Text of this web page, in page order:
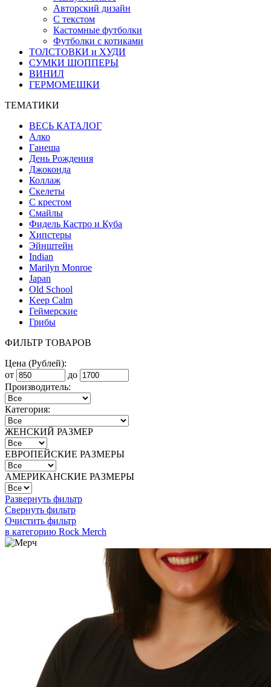
Авторский дизайн
С текстом
Кастомные футболки
Футболки с котиками
ТОЛСТОВКИ и ХУДИ
СУМКИ ШОППЕРЫ
ВИНИЛ
ГЕРМОМЕШКИ
ТЕМАТИКИ
ВЕСЬ КАТАЛОГ
Алко
Ганеша
День Рождения
Джоконда
Коллаж
Скелеты
С крестом
Смайлы
Фидель Кастро и Куба
Хипстеры
Эйнштейн
Indian
Marilyn Monroe
Japan
Old School
Keep Calm
Геймерские
Грибы
ФИЛЬТР ТОВАРОВ
Цена (Рублей):
от
до
Производитель:
Категория:
ЖЕНСКИЙ РАЗМЕР
ЕВРОПЕЙСКИЕ РАЗМЕРЫ
АМЕРИКАНСКИЕ РАЗМЕРЫ
Развернуть фильтр
Свернуть фильтр
Очистить фильтр
в категорию Rock Merch